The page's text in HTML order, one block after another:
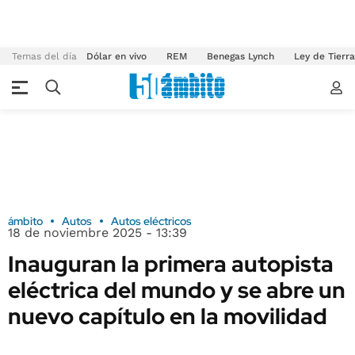
Temas del día Dólar en vivo REM Benegas Lynch Ley de
ámbito Autos Autos eléctricos
18 de noviembre 2025 - 13:39
Inauguran la primera autopista
eléctrica del mundo y se abre un
nuevo capítulo en la movilidad